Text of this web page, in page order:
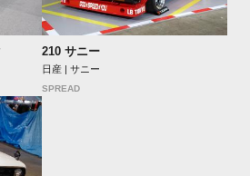
210 サニー
日産 | サニー
SPREAD